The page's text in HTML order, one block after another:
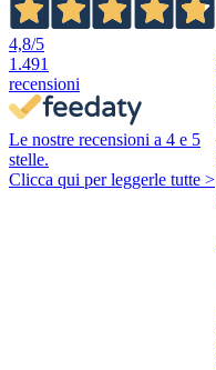
4,8/5
1.491
recensioni
Le nostre recensioni a 4 e 5
stelle.
Clicca qui per leggerle tutte >